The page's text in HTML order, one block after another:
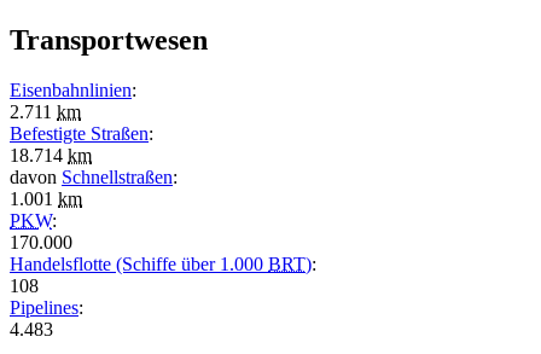
Transportwesen
Eisenbahnlinien:
2.711 km
Befestigte Straßen:
18.714 km
davon Schnellstraßen:
1.001 km
PKW:
170.000
Handelsflotte (Schiffe über 1.000 BRT):
108
Pipelines:
4.483